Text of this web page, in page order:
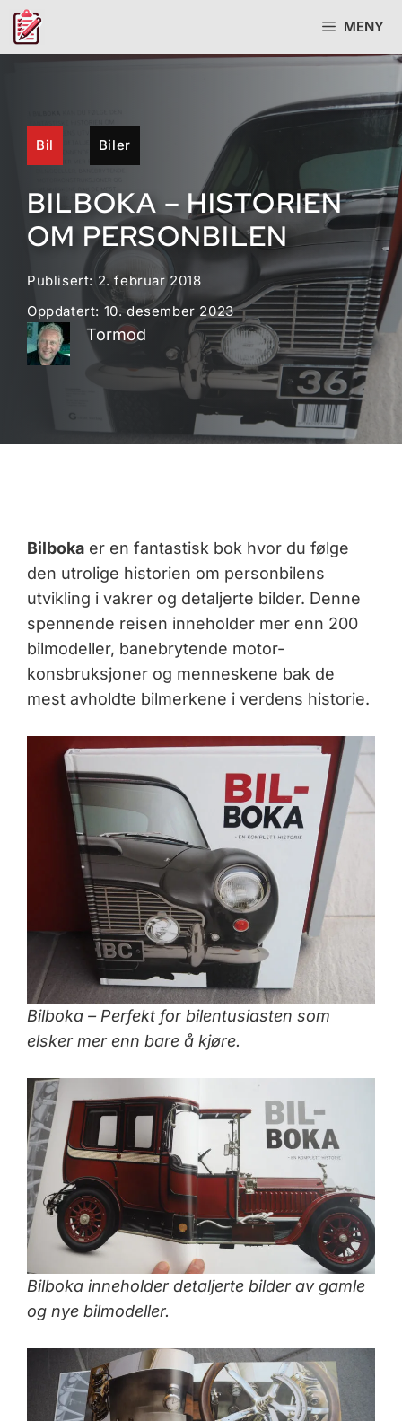
Hopp
MENY
Bil Biler
BILBOKA – HISTORIEN
OM PERSONBILEN
Publisert: 2. februar 2018
Oppdatert: 10. desember 2023
Tormod
Bilbokaer en fantastisk bok hvor du følge
den utrolige historien om personbilens
utvikling i vakrer og detaljerte bilder. Denne
spennende reisen inneholder mer enn 200
bilmodeller, banebrytende motor-
konsbruksjoner og menneskene bak de
mest avholdte bilmerkene i verdens historie.
Bilboka – Perfekt for bilentusiasten som
elsker mer enn bare å kjøre.
Bilboka inneholder detaljerte bilder av gamle
og nye bilmodeller.